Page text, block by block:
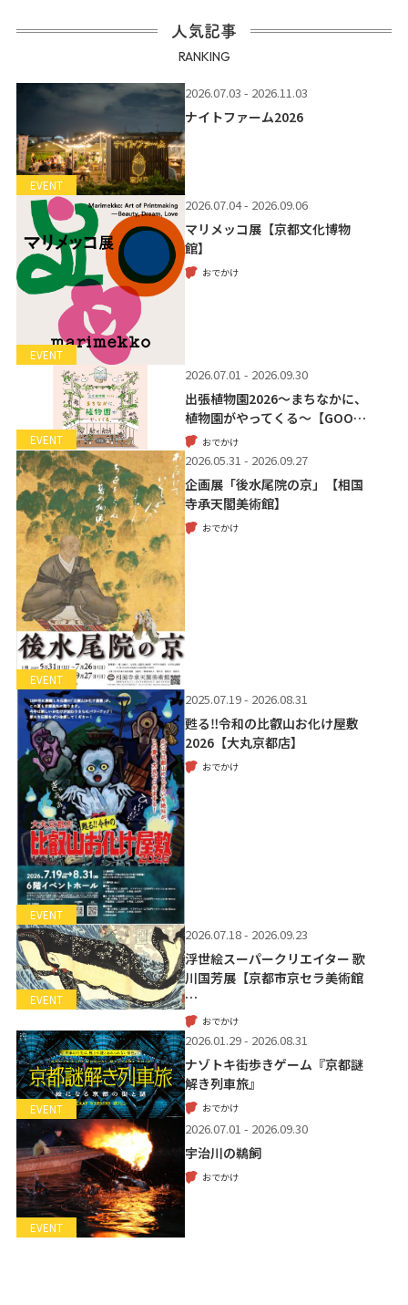
人気記事
RANKING
EVENT
2026.07.03 - 2026.11.03
ナイトファーム2026
EVENT
2026.07.04 - 2026.09.06
マリメッコ展【京都文化博物
館】
おでかけ
EVENT
2026.07.01 - 2026.09.30
出張植物園2026～まちなかに、
植物園がやってくる～【GOO…
おでかけ
EVENT
2026.05.31 - 2026.09.27
企画展「後水尾院の京」【相国
寺承天閣美術館】
おでかけ
EVENT
2025.07.19 - 2026.08.31
甦る‼令和の比叡山お化け屋敷
2026【大丸京都店】
おでかけ
EVENT
2026.07.18 - 2026.09.23
浮世絵スーパークリエイター 歌
川国芳展【京都市京セラ美術館
…
おでかけ
EVENT
2026.01.29 - 2026.08.31
ナゾトキ街歩きゲーム『京都謎
解き列車旅』
おでかけ
EVENT
2026.07.01 - 2026.09.30
宇治川の鵜飼
おでかけ